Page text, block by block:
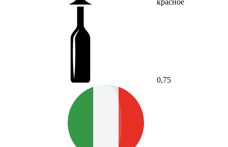
0,75